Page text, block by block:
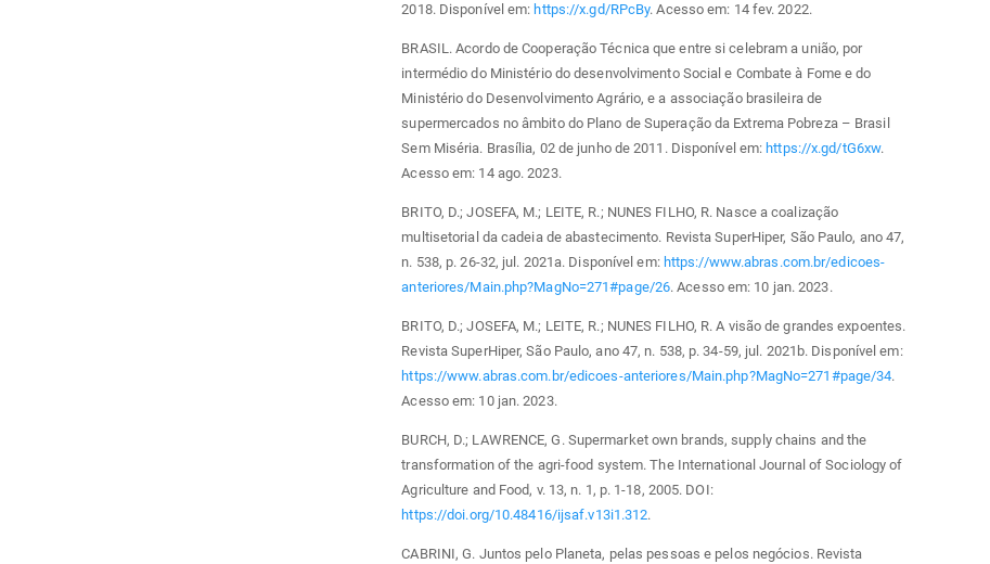
2018. Disponível em: https://x.gd/RPcBy. Acesso em: 14 fev. 2022.
BRASIL. Acordo de Cooperação Técnica que entre si celebram a união, por
intermédio do Ministério do desenvolvimento Social e Combate à Fome e do
Ministério do Desenvolvimento Agrário, e a associação brasileira de
supermercados no âmbito do Plano de Superação da Extrema Pobreza – Brasil
Sem Miséria. Brasília, 02 de junho de 2011. Disponível em: https://x.gd/tG6xw.
Acesso em: 14 ago. 2023.
BRITO, D.; JOSEFA, M.; LEITE, R.; NUNES FILHO, R. Nasce a coalização
multisetorial da cadeia de abastecimento. Revista SuperHiper, São Paulo, ano 47,
n. 538, p. 26-32, jul. 2021a. Disponível em: https://www.abras.com.br/edicoes-
anteriores/Main.php?MagNo=271#page/26. Acesso em: 10 jan. 2023.
BRITO, D.; JOSEFA, M.; LEITE, R.; NUNES FILHO, R. A visão de grandes expoentes.
Revista SuperHiper, São Paulo, ano 47, n. 538, p. 34-59, jul. 2021b. Disponível em:
https://www.abras.com.br/edicoes-anteriores/Main.php?MagNo=271#page/34.
Acesso em: 10 jan. 2023.
BURCH, D.; LAWRENCE, G. Supermarket own brands, supply chains and the
transformation of the agri-food system. The International Journal of Sociology of
Agriculture and Food, v. 13, n. 1, p. 1-18, 2005. DOI:
https://doi.org/10.48416/ijsaf.v13i1.312.
CABRINI, G. Juntos pelo Planeta, pelas pessoas e pelos negócios. Revista